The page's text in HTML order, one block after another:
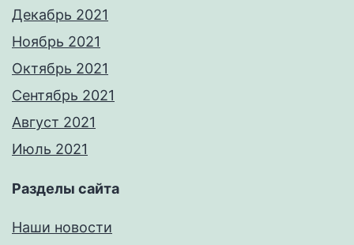
Декабрь 2021
Ноябрь 2021
Октябрь 2021
Сентябрь 2021
Август 2021
Июль 2021
Разделы сайта
Наши новости